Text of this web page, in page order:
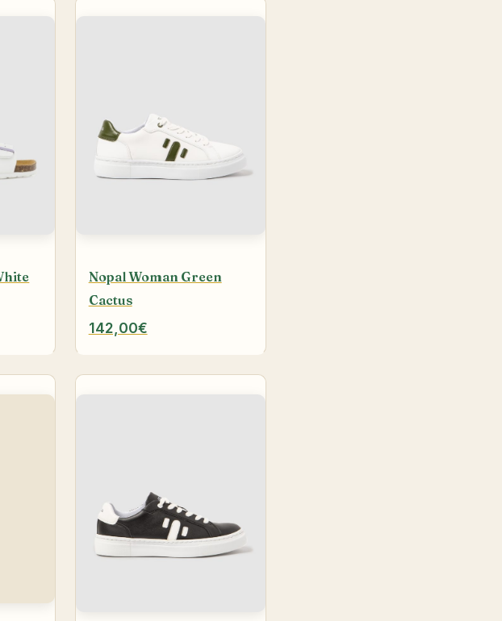
Nopal Woman Green
Cactus
142,00€